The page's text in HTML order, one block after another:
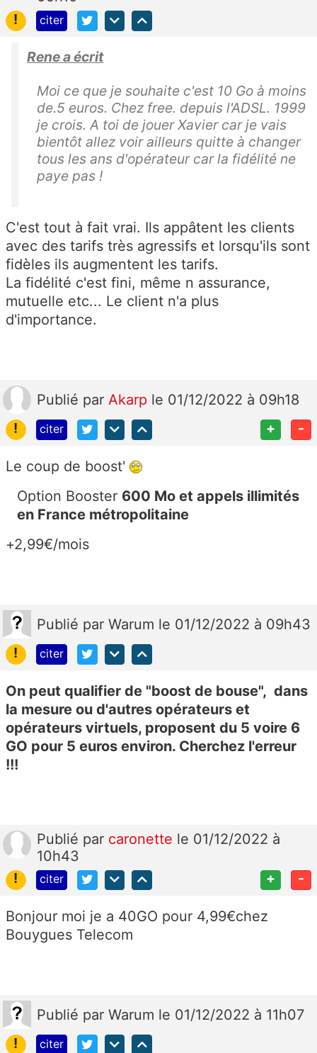
!
citer
Rene a écrit
Moi ce que je souhaite c'est 10 Go à moins
de.5 euros. Chez free. depuis l'ADSL. 1999
je crois. A toi de jouer Xavier car je vais
bientôt allez voir ailleurs quitte à changer
tous les ans d'opérateur car la fidélité ne
paye pas !
C'est tout à fait vrai. Ils appâtent les clients
avec des tarifs très agressifs et lorsqu'ils sont
fidèles ils augmentent les tarifs.
La fidélité c'est fini, même n assurance,
mutuelle etc... Le client n'a plus
d'importance.
Publié par Akarp le 01/12/2022 à 09h18
!
citer + -
Le coup de boost'
Option Booster 600 Mo et appels illimités
en France métropolitaine
+2,99€/mois
Publié par Warum le 01/12/2022 à 09h43
!
citer
On peut qualifier de "boost de bouse", dans
la mesure ou d'autres opérateurs et
opérateurs virtuels, proposent du 5 voire 6
GO pour 5 euros environ. Cherchez l'erreur
!!!
Publié par caronette le 01/12/2022 à
10h43
!
citer + -
Bonjour moi je a 40GO pour 4,99€chez
Bouygues Telecom
Publié par Warum le 01/12/2022 à 11h07
!
citer